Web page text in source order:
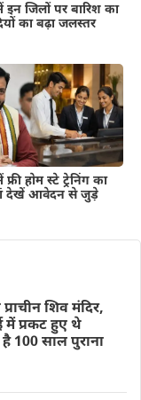
इन जिलों पर बारिश का
का बढ़ा जलस्तर
फ्री होम स्टे ट्रेनिंग का
देखें आवेदन से जुड़े
शिव मंदिर,
में प्रकट हुए थे
100 साल पुराना